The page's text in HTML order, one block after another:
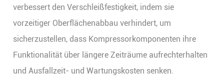
verbessert den Verschleißfestigkeit, indem sie
vorzeitiger Oberflächenabbau verhindert, um
sicherzustellen, dass Kompressorkomponenten ihre
Funktionalität über längere Zeiträume aufrechterhalten
und Ausfallzeit- und Wartungskosten senken.